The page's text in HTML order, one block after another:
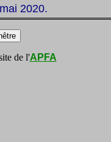
2020.
de l'APFA